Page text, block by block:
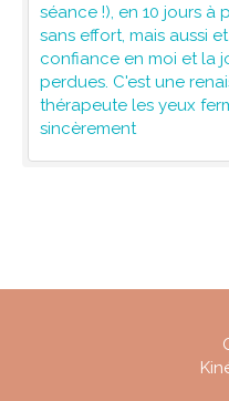
séance !), en 10 jours à
sans effort, mais aussi
confiance en moi et la
perdues. C'est une
thérapeute les yeux
sincèrement